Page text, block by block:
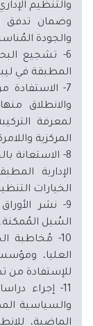
والتنظيم
وضمان تدفق
والجودة
6- تشجيع
المطبقة في
7- الاستفادة
والانطلاق
لمعرفة
المركزية
8- الاستعانة
الإدارية
الخيارات
9- نشر
السُبل المُمكنة.
10- مُخاطبة
العليا،
للإستفادة من
11- إجراء
والسياسية
الماضية،